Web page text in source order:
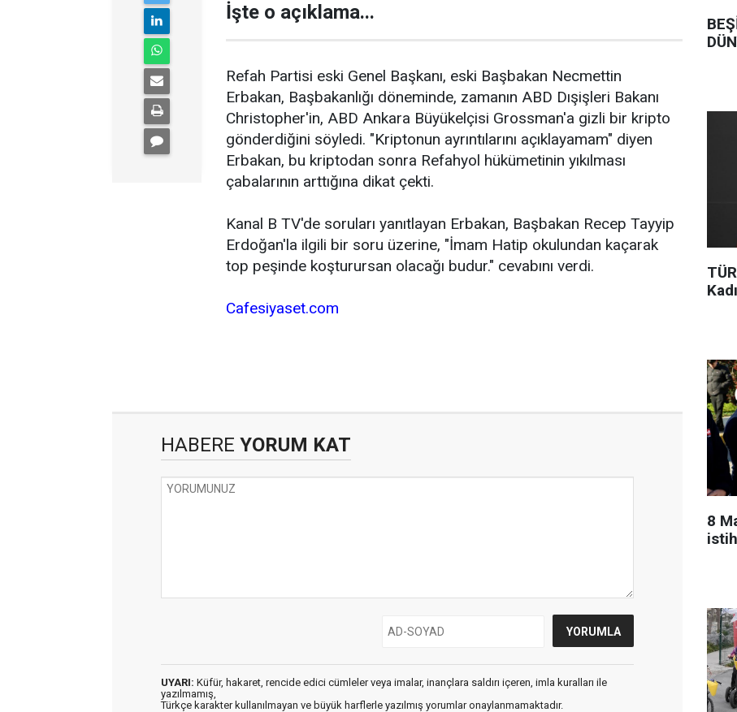
İşte o açıklama...
Refah Partisi eski Genel Başkanı, eski Başbakan Necmettin
Erbakan, Başbakanlığı döneminde, zamanın ABD Dışişleri Bakanı
Christopher'in, ABD Ankara Büyükelçisi Grossman'a gizli bir kripto
gönderdiğini söyledi. "Kriptonun ayrıntılarını açıklayamam" diyen
Erbakan, bu kriptodan sonra Refahyol hükümetinin yıkılması
çabalarının arttığına dikat çekti.
Kanal B TV'de soruları yanıtlayan Erbakan, Başbakan Recep Tayyip
Erdoğan'la ilgili bir soru üzerine, "İmam Hatip okulundan kaçarak
top peşinde koşturursan olacağı budur." cevabını verdi.
Cafesiyaset.com
HABERE YORUM KAT
UYARI: Küfür, hakaret, rencide edici cümleler veya imalar, inançlara saldırı içeren, imla kuralları ile
yazılmamış,
Türkçe karakter kullanılmayan ve büyük harflerle yazılmış yorumlar onaylanmamaktadır.
8